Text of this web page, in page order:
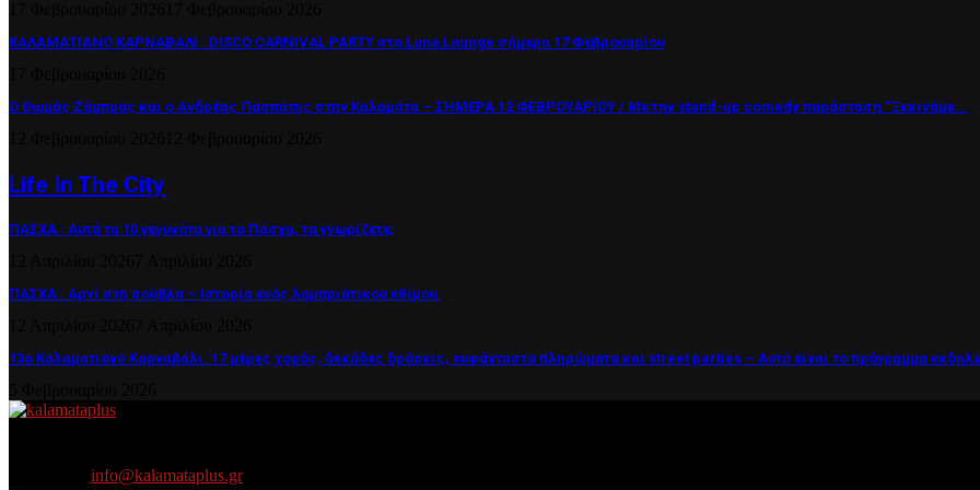
ΚΑΛΑΜΑΤΙΑΝΟ ΚΑΡΝΑΒΑΛΙ : DISCO CARNIVAL PARTY στο Luna Lounge σήμερα 17 Φεβρουαρίου
Ο Θωμάς Ζάμπρας και ο Ανδρέας Πασπάτης στην Καλαμάτα – ΣΗΜΕΡΑ 12 ΦΕΒΡΟΥΑΡΙΟΥ / Με την stand-up comedy παράσταση “Ξεκινάμε...
Life In The City
ΠΑΣΧΑ : Αυτά τα 10 γεγονότα για το Πάσχα, τα γνωρίζετε;
ΠΑΣΧΑ : Αρνί στη σούβλα – Ιστορία ενός λαμπριάτικου εθίμου.
13ο Καλαματιανό Καρναβάλι: 17 μέρες χορός, δεκάδες δράσεις, ευφάνταστα πληρώματα και street parties – Αυτό είναι το πρόγραμμα
info@kalamataplus.gr